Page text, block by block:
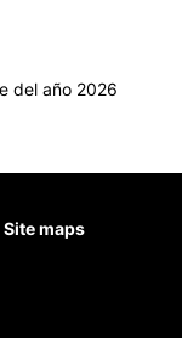
del año 2026
Site maps